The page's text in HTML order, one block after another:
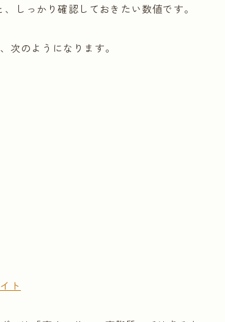
、しっかり確認しておきたい数値です。
次のようになります。
ト